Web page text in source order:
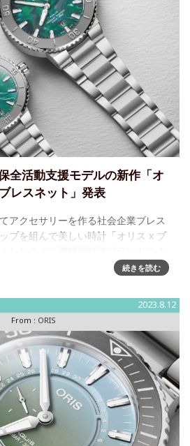
全活動支援モデルの新作「オ
レスネット」発表
アクセサリーを作る社会企業ブレス
プを組んで美しい時計「オリス x ブ
社会貢献活動支援モデルシリーズか
続きを読む
2023.8.12
From : ORIS